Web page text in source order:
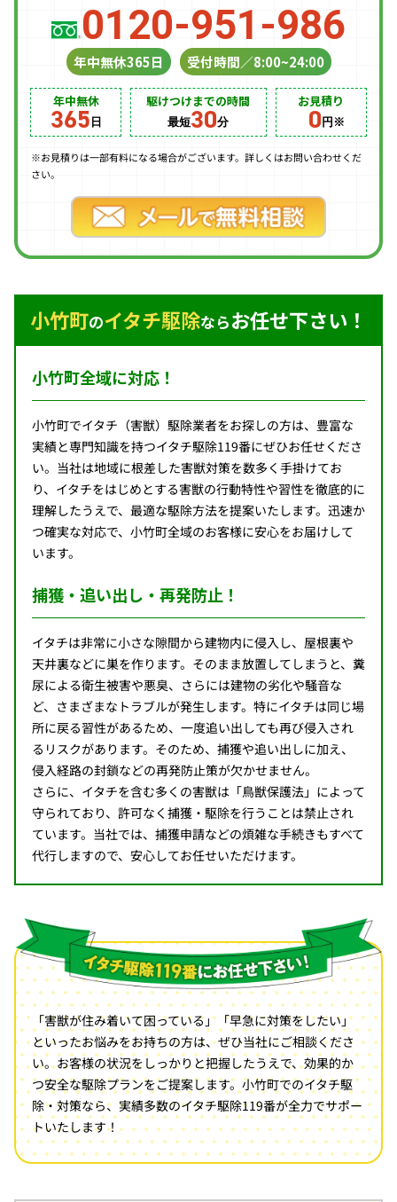
0120-951-986
年中無休365日 受付時間／8:00~24:00
年中無休
365日
駆けつけまでの時間
最短30分
お見積り
0円
※お見積りは一部有料になる場合がございます。詳しくはお問い合わせくだ
さい。
小竹町のイタチ駆除ならお任せ下さい！
小竹町全域に対応！
小竹町でイタチ（害獣）駆除業者をお探しの方は、豊富な
実績と専門知識を持つイタチ駆除119番にぜひお任せくださ
い。当社は地域に根差した害獣対策を数多く手掛けてお
り、イタチをはじめとする害獣の行動特性や習性を徹底的に
理解したうえで、最適な駆除方法を提案いたします。迅速か
つ確実な対応で、小竹町全域のお客様に安心をお届けして
います。
捕獲・追い出し・再発防止！
イタチは非常に小さな隙間から建物内に侵入し、屋根裏や
天井裏などに巣を作ります。そのまま放置してしまうと、糞
尿による衛生被害や悪臭、さらには建物の劣化や騒音な
ど、さまざまなトラブルが発生します。特にイタチは同じ場
所に戻る習性があるため、一度追い出しても再び侵入され
るリスクがあります。そのため、捕獲や追い出しに加え、
侵入経路の封鎖などの再発防止策が欠かせません。
さらに、イタチを含む多くの害獣は「鳥獣保護法」によって
守られており、許可なく捕獲・駆除を行うことは禁止され
ています。当社では、捕獲申請などの煩雑な手続きもすべて
代行しますので、安心してお任せいただけます。
「害獣が住み着いて困っている」「早急に対策をしたい」
といったお悩みをお持ちの方は、ぜひ当社にご相談くださ
い。お客様の状況をしっかりと把握したうえで、効果的か
つ安全な駆除プランをご提案します。小竹町でのイタチ駆
除・対策なら、実績多数のイタチ駆除119番が全力でサポー
トいたします！